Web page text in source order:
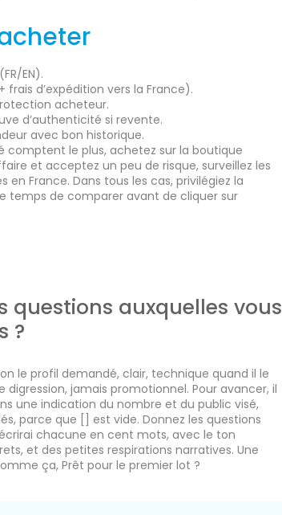
EN).
d’expédition vers la France).
acheteur.
d’authenticité si revente.
avec bon historique.
comptent le plus, achetez sur la boutique
et acceptez un peu de risque, surveillez les
France. Dans tous les cas, privilégiez la
temps de comparer avant de cliquer sur
questions auxquelles vous
?
le profil demandé, clair, technique quand il le
jamais promotionnel. Pour avancer, il
une indication du nombre et du public visé,
parce que [] est vide. Donnez les questions
chacune en cent mots, avec le ton
et des petites respirations narratives. Une
ça, Prêt pour le premier lot ?